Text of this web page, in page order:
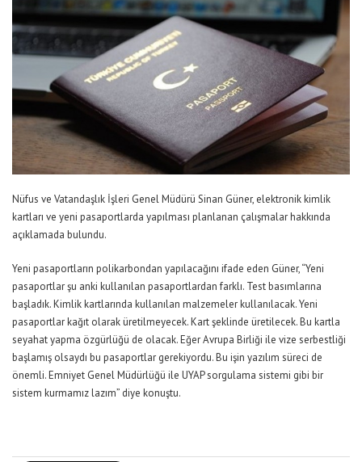
Nüfus ve Vatandaşlık İşleri Genel Müdürü Sinan Güner, elektronik kimlik
kartları ve yeni pasaportlarda yapılması planlanan çalışmalar hakkında
açıklamada bulundu.
Yeni pasaportların polikarbondan yapılacağını ifade eden Güner, “Yeni
pasaportlar şu anki kullanılan pasaportlardan farklı. Test basımlarına
başladık. Kimlik kartlarında kullanılan malzemeler kullanılacak. Yeni
pasaportlar kağıt olarak üretilmeyecek. Kart şeklinde üretilecek. Bu kartla
seyahat yapma özgürlüğü de olacak. Eğer Avrupa Birliği ile vize serbestliği
başlamış olsaydı bu pasaportlar gerekiyordu. Bu işin yazılım süreci de
önemli. Emniyet Genel Müdürlüğü ile UYAP sorgulama sistemi gibi bir
sistem kurmamız lazım” diye konuştu.